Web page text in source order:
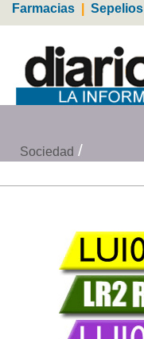
Farmacias Sepelios
Sociedad